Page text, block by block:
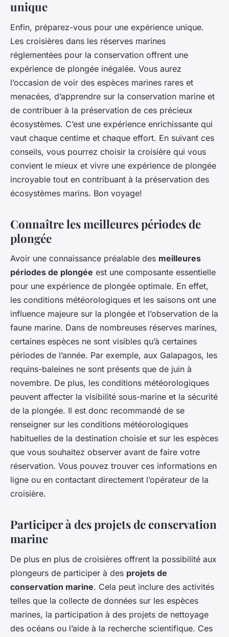
unique
Enfin, préparez-vous pour une expérience unique.
Les croisières dans les réserves marines
réglementées pour la conservation offrent une
expérience de plongée inégalée. Vous aurez
l’occasion de voir des espèces marines rares et
menacées, d’apprendre sur la conservation marine et
de contribuer à la préservation de ces précieux
écosystèmes. C’est une expérience enrichissante qui
vaut chaque centime et chaque effort. En suivant ces
conseils, vous pourrez choisir la croisière qui vous
convient le mieux et vivre une expérience de plongée
incroyable tout en contribuant à la préservation des
écosystèmes marins. Bon voyage!
Connaître les meilleures périodes de
plongée
Avoir une connaissance préalable des meilleures
périodes de plongée est une composante essentielle
pour une expérience de plongée optimale. En effet,
les conditions météorologiques et les saisons ont une
influence majeure sur la plongée et l’observation de la
faune marine. Dans de nombreuses réserves marines,
certaines espèces ne sont visibles qu’à certaines
périodes de l’année. Par exemple, aux Galapagos, les
requins-baleines ne sont présents que de juin à
novembre. De plus, les conditions météorologiques
peuvent affecter la visibilité sous-marine et la sécurité
de la plongée. Il est donc recommandé de se
renseigner sur les conditions météorologiques
habituelles de la destination choisie et sur les espèces
que vous souhaitez observer avant de faire votre
réservation. Vous pouvez trouver ces informations en
ligne ou en contactant directement l’opérateur de la
croisière.
Participer à des projets de conservation
marine
De plus en plus de croisières offrent la possibilité aux
plongeurs de participer à des projets de
conservation marine. Cela peut inclure des activités
telles que la collecte de données sur les espèces
marines, la participation à des projets de nettoyage
des océans ou l’aide à la recherche scientifique. Ces